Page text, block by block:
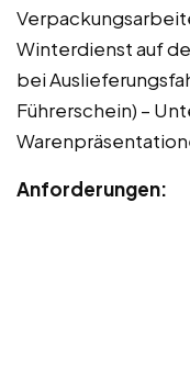
Winterdienst auf
bei
Führerschein) –
Anforderungen: